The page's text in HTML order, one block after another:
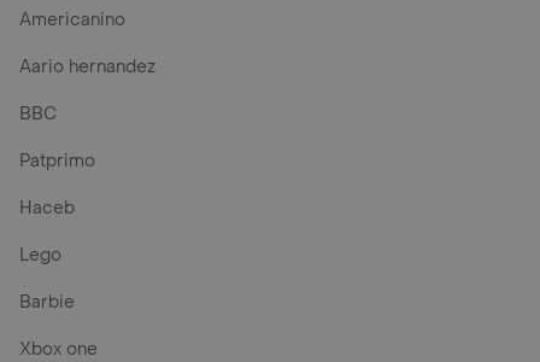
Americanino
Aario hernandez
BBC
Patprimo
Haceb
Lego
Barbie
Xbox one